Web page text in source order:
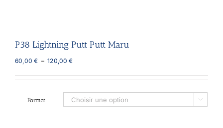
P38 Lightning Putt Putt Maru
60,00€ – 120,00€Plage
prix :
à
120,00 €
Format 